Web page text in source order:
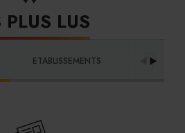
PLUS LUS
ETABLISSEMENTS